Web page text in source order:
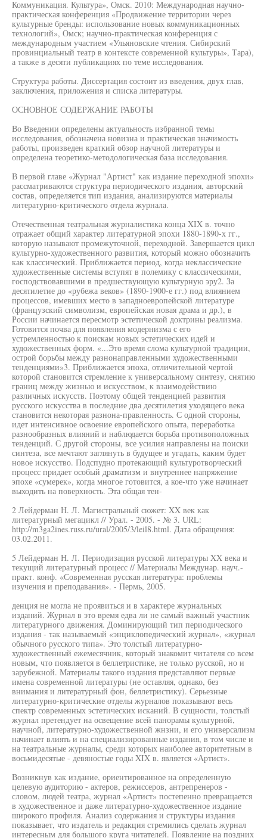
Коммуникация. Культура», Омск. 2010: Международная научно-
практическая конференция «Продвижение территории через
культурные бренды: использование новых коммуникационных
технологий», Омск; научно-практическая конференция с
международным участием «Ульяновские чтения. Сибирский
провинциальный театр в контексте современной культуры», Тара),
а также в десяти публикациях по теме исследования.
Структура работы. Диссертация состоит из введения, двух глав,
заключения, приложения и списка литературы.
ОСНОВНОЕ СОДЕРЖАНИЕ РАБОТЫ
Во Введении определены актуальность избранной темы
исследования, обозначена новизна и практическая значимость
работы, произведен краткий обзор научной литературы и
определена теоретико-методологическая база исследования.
В первой главе «Журнал "Артист" как издание переходной эпохи»
рассматриваются структура периодического издания, авторский
состав, определяется тип издания, анализируются материалы
литературно-критического отдела журнала.
Отечественная театральная журналистика конца XIX в. точно
отражает общий характер литературной эпохи 1880-1890-х гг.,
которую называют промежуточной, переходной. Завершается цикл
культурно-художественного развития, который можно обозначить
как классический. Приближается период, когда неклассические
художественные системы вступят в полемику с классическими,
господствовавшими в предшествующую культурную эру2. За
десятилетие до «рубежа веков» (1890-1900-е гг.) под влиянием
процессов, имевших место в западноевропейской литературе
(французский символизм, европейская новая драма и др.), в
России начинается пересмотр эстетической доктрины реализма.
Готовится почва для появления модернизма с его
устремленностью к поискам новых эстетических идей и
художественных форм. «...Это время слома культурной традиции,
острой борьбы между разнонаправленными художественными
тенденциями»3. Приближается эпоха, отличительной чертой
которой становится стремление к универсальному синтезу, снятию
границ между жизнью и искусством, к взаимодействию
различных искусств. Поэтому общей тенденцией развития
русского искусства в последние два десятилетия уходящего века
становится некоторая разнона-правленность. С одной стороны,
идет интенсивное освоение европейского опыта, переработка
разнообразных влияний и наблюдается борьба противоположных
тенденций. С другой стороны, все усилия направлены на поиски
синтеза, все мечтают заглянуть в будущее и угадать, каким будет
новое искусство. Подспудно протекающий культуротворческий
процесс придает особый драматизм и внутреннее напряжение
эпохе «сумерек», когда многое готовится, а кое-что уже начинает
выходить на поверхность. Эта общая тен-
2 Лейдерман Н. Л. Магистральный сюжет: XX век как
литературный мегацикл // Урал. - 2005. - № 3. URL:
http://m3ga2ines.russ.ru/ural/2005/3/leil8.html. Дата обращения:
03.02.2011.
5 Лейдерман Н. Л. Периодизация русской литературы XX века и
текущий литературный процесс // Материалы Междунар. науч.-
практ. конф. «Современная русская литература: проблемы
изучения и преподавания». - Пермь, 2005.
денция не могла не проявиться и в характере журнальных
изданий. Журнал в это время едва ли не самый важный участник
литературного движения. Доминирующий тип периодического
издания - так называемый «энциклопедический журнал», «журнал
обычного русского типа». Это толстый литературно-
художественный ежемесячник, который знакомит читателя со всем
новым, что появляется в беллетристике, не только русской, но и
зарубежной. Материалы такого издания представляют первые
имена современной литературы (не оставляя, однако, без
внимания и литературный фон, беллетристику). Серьезные
литературно-критические отделы журналов показывают весь
спектр современных эстетических исканий. В сущности, толстый
журнал претендует на освещение всей панорамы культурной,
научной, литературно-художественной жнзни, и его универсализм
начинает влиять и на специализированные издания, в том числе и
на театральные журналы, среди которых наиболее авторитетным в
восьмидесятые - девяностые годы XIX в. является «Артист».
Возникнув как издание, ориентированное на определенную
целевую аудиторию - актеров, режиссеров, антрепренеров -
словом, людей театра, журнал «Артист» постепенно превращается
в художественное и даже литературно-художественное издание
широкого профиля. Анализ содержания и структуры издания
показывает, что издатель и редакция стремились сделать журнал
интересным для большого круга читателей. Появление на поздних